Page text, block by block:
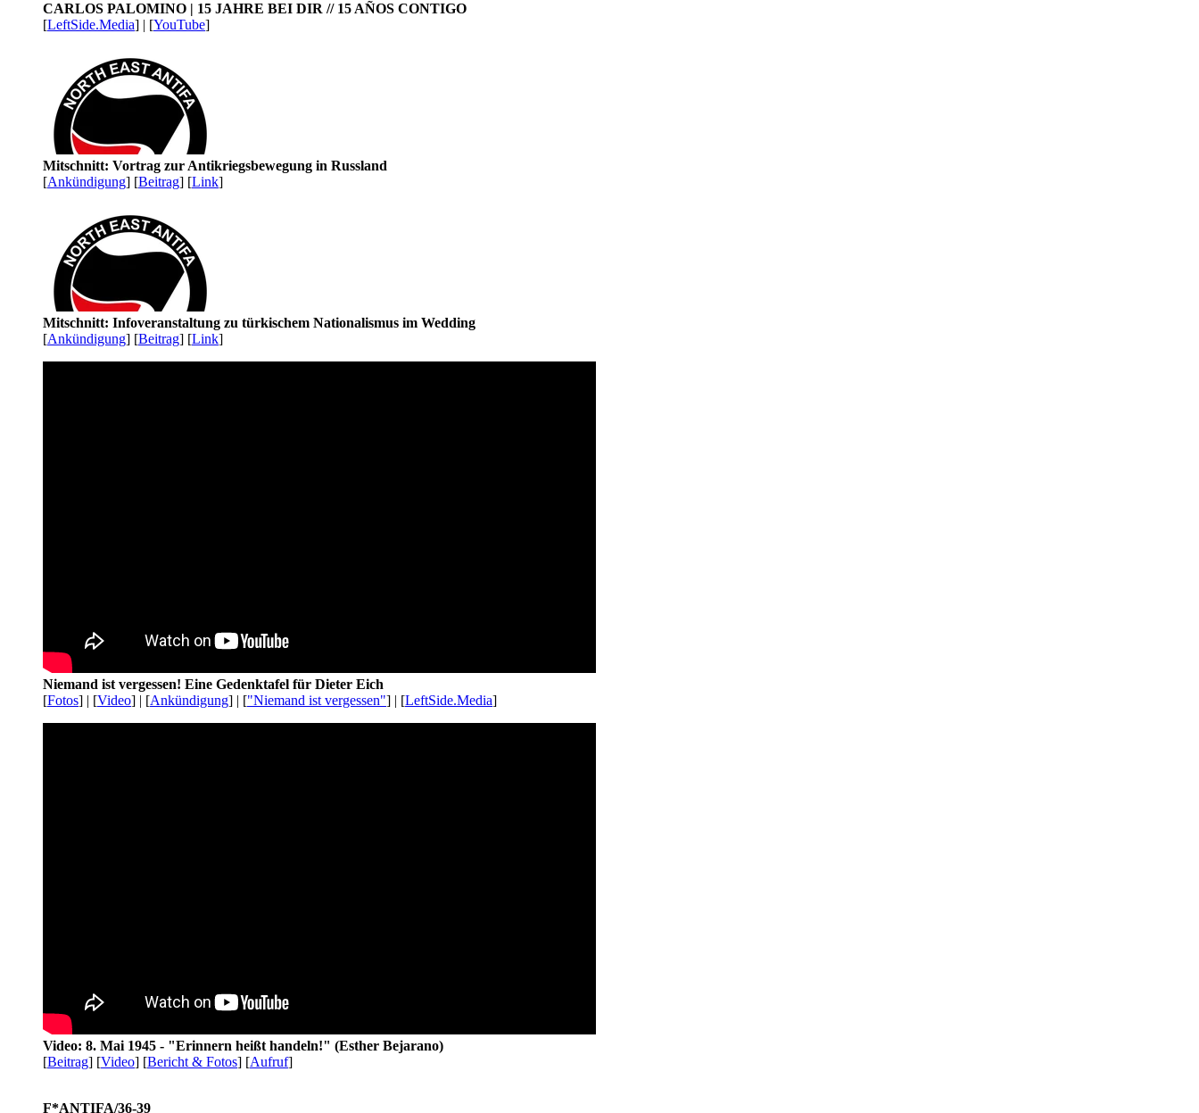
CARLOS PALOMINO | 15 JAHRE BEI DIR // 15 AÑOS CONTIGO
[LeftSide.Media] | [YouTube]
Mitschnitt: Vortrag zur Antikriegsbewegung in Russland
[Ankündigung] [Beitrag] [Link]
Mitschnitt: Infoveranstaltung zu türkischem Nationalismus im Wedding
[Ankündigung] [Beitrag] [Link]
Niemand ist vergessen! Eine Gedenktafel für Dieter Eich
[Fotos] | [Video] | [Ankündigung] | ["Niemand ist vergessen"] | [LeftSide.Media]
Video: 8. Mai 1945 - "Erinnern heißt handeln!" (Esther Bejarano)
[Beitrag] [Video] [Bericht & Fotos] [Aufruf]
F*ANTIFA/36-39